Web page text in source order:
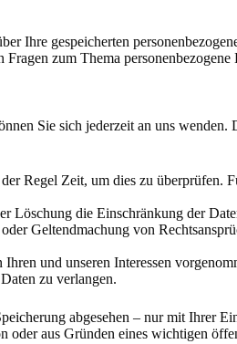
Ihre gespeicherten
zum Thema
Sie sich jederzeit an uns
Regel Zeit, um dies zu überprüfen.
Löschung die Einschränkung der
Geltendmachung von
und unseren Interessen
zu verlangen.
abgesehen – nur mit Ihrer
aus Gründen eines wichtigen